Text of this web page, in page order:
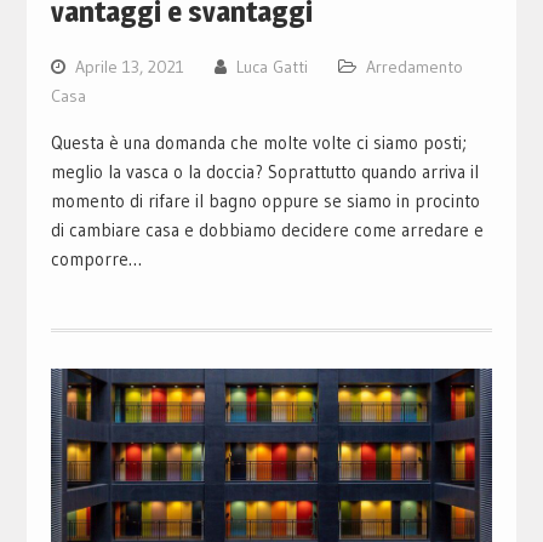
vantaggi e svantaggi
Aprile 13, 2021 Luca Gatti
Arredamento
Casa
Questa è una domanda che molte volte ci siamo posti;
meglio la vasca o la doccia? Soprattutto quando arriva il
momento di rifare il bagno oppure se siamo in procinto
di cambiare casa e dobbiamo decidere come arredare e
comporre…